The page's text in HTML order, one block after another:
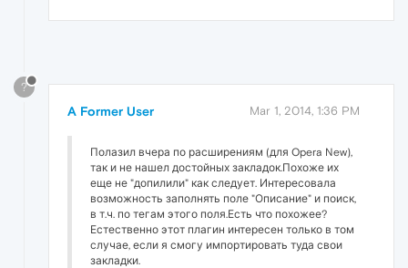
?
A Former User Mar 1, 2014, 1:36 PM
Полазил вчера по расширениям (для Opera New),
так и не нашел достойных закладок.Похоже их
еще не "допилили" как следует. Интересовала
возможность заполнять поле "Описание" и поиск,
в т.ч. по тегам этого поля.Есть что похожее?
Естественно этот плагин интересен только в том
случае, если я смогу импортировать туда свои
закладки.